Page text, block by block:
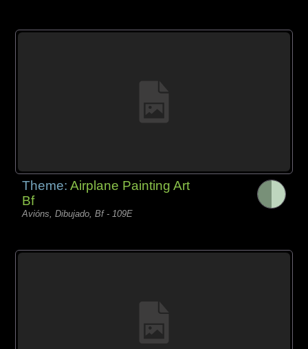
Theme:Airplane Painting Art
Bf
Avións, Dibujado, Bf - 109E